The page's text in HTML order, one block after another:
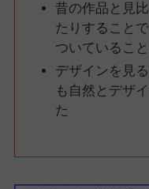
昔の作品と見
たりすること
ついているこ
デザインを見
も自然とデザ
た